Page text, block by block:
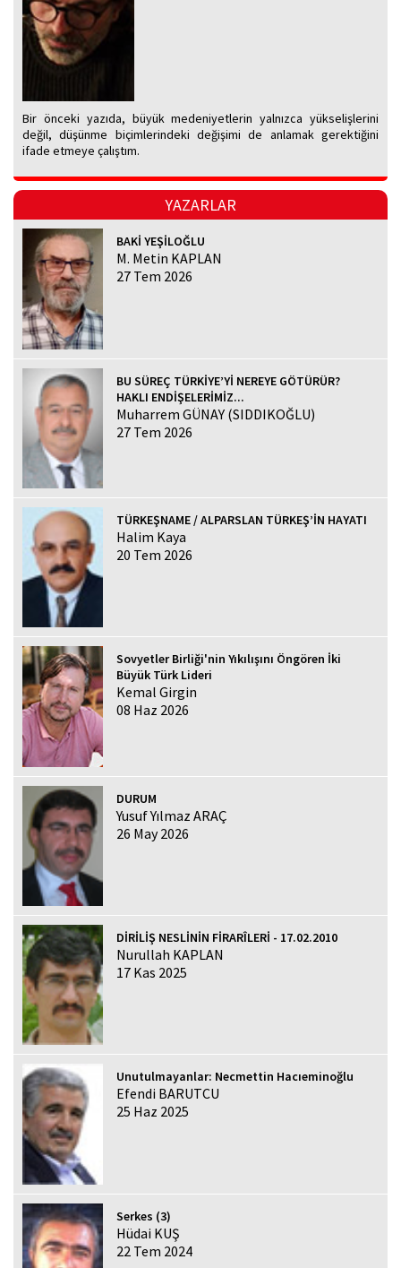
Bir önceki yazıda, büyük medeniyetlerin yalnızca yükselişlerini
değil, düşünme biçimlerindeki değişimi de anlamak gerektiğini
ifade etmeye çalıştım.
YAZARLAR
BAKİ YEŞİLOĞLU
M. Metin KAPLAN
27 Tem 2026
BU SÜREÇ TÜRKİYE’Yİ NEREYE GÖTÜRÜR?
HAKLI ENDİŞELERİMİZ...
Muharrem GÜNAY (SIDDIKOĞLU)
27 Tem 2026
TÜRKEŞNAME / ALPARSLAN TÜRKEŞ’İN HAYATI
Halim Kaya
20 Tem 2026
Sovyetler Birliği'nin Yıkılışını Öngören İki
Büyük Türk Lideri
Kemal Girgin
08 Haz 2026
DURUM
Yusuf Yılmaz ARAÇ
26 May 2026
DİRİLİŞ NESLİNİN FİRARÎLERİ - 17.02.2010
Nurullah KAPLAN
17 Kas 2025
Unutulmayanlar: Necmettin Hacıeminoğlu
Efendi BARUTCU
25 Haz 2025
Serkes (3)
Hüdai KUŞ
22 Tem 2024